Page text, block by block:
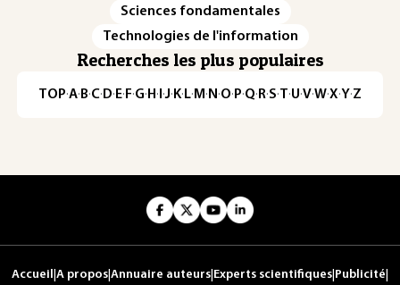
Sciences fondamentales
Technologies de l'information
Recherches les plus populaires
TOP·A·B·C· D· E· F·G· H · ·J· K· L· M · N ·O· P·Q· R·S·T·U·V·W·X·Y·Z
Accueil A propos Annuaire auteurs Experts scientifiques Publicité